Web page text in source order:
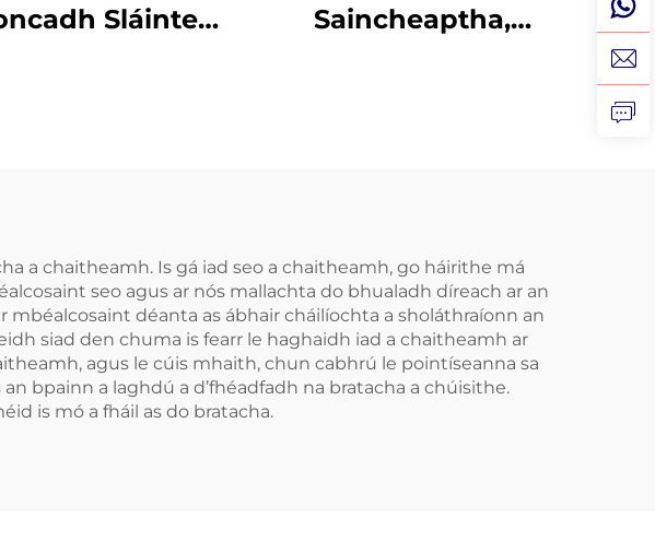
Sláinte
Gléas
Roncach Tape
Béal
Saincheaptha,
MMA, Boxáil
a chaitheamh. Is gá iad seo a chaitheamh, go háirithe má
seo agus ar nós mallachta do bhualadh díreach ar an
mbéalcosaint déanta as ábhair cháilíochta a sholáthraíonn an
siad den chuma is fearr le haghaidh iad a chaitheamh ar
agus le cúis mhaith, chun cabhrú le pointíseanna sa
bpainn a laghdú a d’fhéadfadh na bratacha a chúisithe.
is mó a fháil as do bratacha.